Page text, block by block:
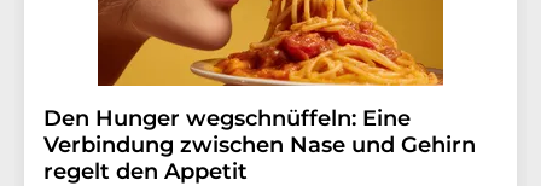
Den Hunger wegschnüffeln: Eine
Verbindung zwischen Nase und Gehirn
regelt den Appetit